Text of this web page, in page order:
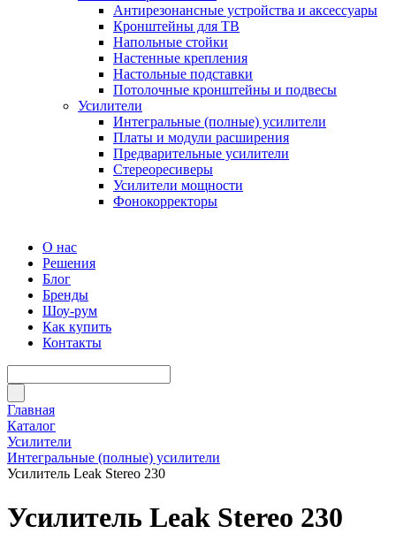
Антирезонансные устройства и аксессуары
Кронштейны для ТВ
Напольные стойки
Настенные крепления
Настольные подставки
Потолочные кронштейны и подвесы
Усилители
Интегральные (полные) усилители
Платы и модули расширения
Предварительные усилители
Стереоресиверы
Усилители мощности
Фонокорректоры
О нас
Решения
Блог
Бренды
Шоу-рум
Как купить
Контакты
Главная
Каталог
Усилители
Интегральные (полные) усилители
Усилитель Leak Stereo 230
Усилитель Leak Stereo 230